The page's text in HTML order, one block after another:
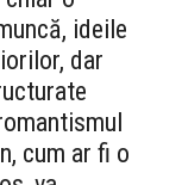
ideile
dar
cum ar fi o